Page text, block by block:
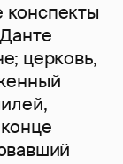
церковь,